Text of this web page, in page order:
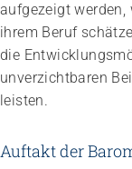
aufgezeigt werden,
ihrem Beruf
die
unverzichtbaren
leisten.
Auftakt der